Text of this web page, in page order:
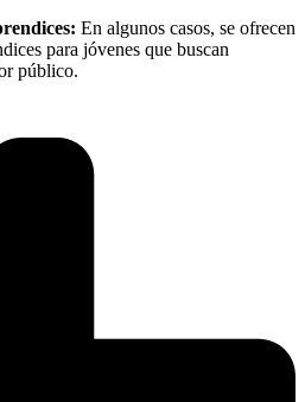
En algunos casos, se ofrecen
para jóvenes que buscan
público.